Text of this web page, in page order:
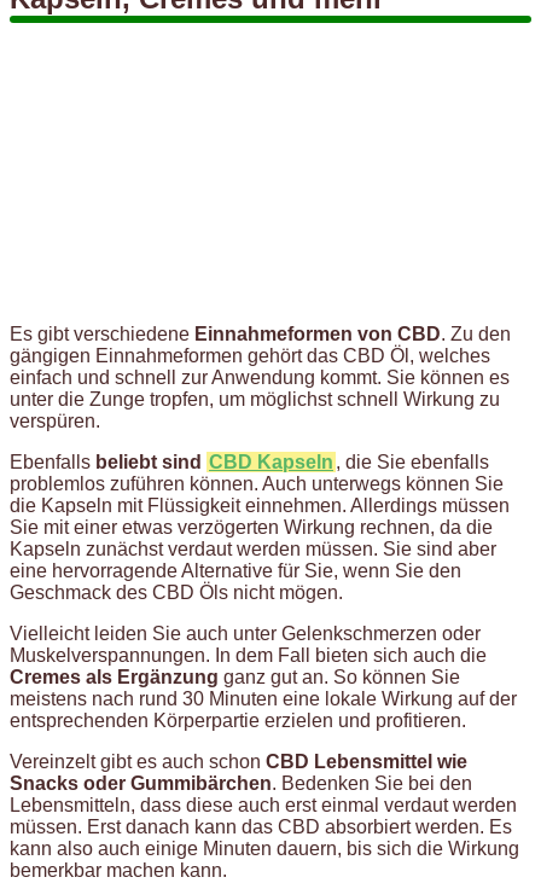
Es gibt verschiedene Einnahmeformen von CBD. Zu den
gängigen Einnahmeformen gehört das CBD Öl, welches
einfach und schnell zur Anwendung kommt. Sie können es
unter die Zunge tropfen, um möglichst schnell Wirkung zu
verspüren.
Ebenfalls beliebt sind CBD Kapseln , die Sie ebenfalls
problemlos zuführen können. Auch unterwegs können Sie
die Kapseln mit Flüssigkeit einnehmen. Allerdings müssen
Sie mit einer etwas verzögerten Wirkung rechnen, da die
Kapseln zunächst verdaut werden müssen. Sie sind aber
eine hervorragende Alternative für Sie, wenn Sie den
Geschmack des CBD Öls nicht mögen.
Vielleicht leiden Sie auch unter Gelenkschmerzen oder
Muskelverspannungen. In dem Fall bieten sich auch die
Cremes als Ergänzung ganz gut an. So können Sie
meistens nach rund 30 Minuten eine lokale Wirkung auf der
entsprechenden Körperpartie erzielen und profitieren.
Vereinzelt gibt es auch schon CBD Lebensmittel wie
Snacks oder Gummibärchen. Bedenken Sie bei den
Lebensmitteln, dass diese auch erst einmal verdaut werden
müssen. Erst danach kann das CBD absorbiert werden. Es
kann also auch einige Minuten dauern, bis sich die Wirkung
bemerkbar machen kann.